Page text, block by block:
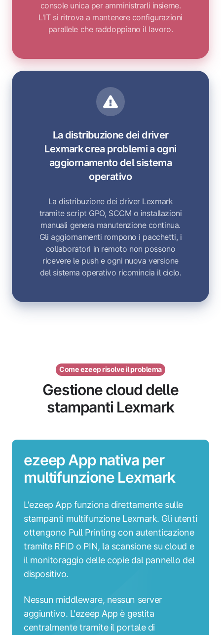
console unica per amministrarli insieme.
L'IT si ritrova a mantenere configurazioni
parallele che raddoppiano il lavoro.
La distribuzione dei driver
Lexmark crea problemi a ogni
aggiornamento del sistema
operativo
La distribuzione dei driver Lexmark
tramite script GPO, SCCM o installazioni
manuali genera manutenzione continua.
Gli aggiornamenti rompono i pacchetti, i
collaboratori in remoto non possono
ricevere le push e ogni nuova versione
del sistema operativo ricomincia il ciclo.
Come ezeep risolve il problema
Gestione cloud delle
stampanti Lexmark
ezeep App nativa per
multifunzione Lexmark
L'ezeep App funziona direttamente sulle
stampanti multifunzione Lexmark. Gli utenti
ottengono Pull Printing con autenticazione
tramite RFID o PIN, la scansione su cloud e
il monitoraggio delle copie dal pannello del
dispositivo.
Nessun middleware, nessun server
aggiuntivo. L'ezeep App è gestita
centralmente tramite il portale di